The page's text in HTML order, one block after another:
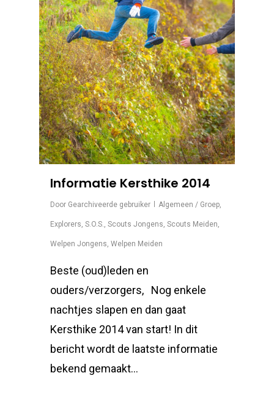
Informatie Kersthike 2014
Door Gearchiveerde gebruiker Algemeen / Groep,
Explorers, S.O.S., Scouts Jongens, Scouts Meiden,
Welpen Jongens, Welpen Meiden
Beste (oud)leden en
ouders/verzorgers, Nog enkele
nachtjes slapen en dan gaat
Kersthike 2014 van start! In dit
bericht wordt de laatste informatie
bekend gemaakt…